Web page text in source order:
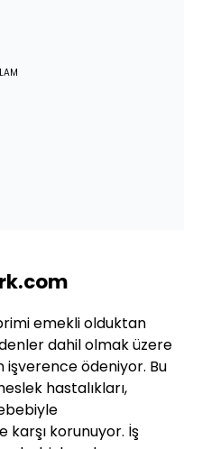
emekli olduktan
dahil olmak üzere
işverence ödeniyor. Bu
hastalıkları,
karşı korunuyor. İş